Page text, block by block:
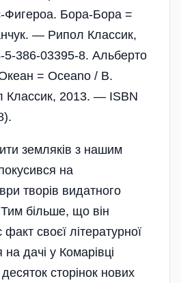
Фигероа. Бора-Бора =
— Рипол Классик,
386-03395-8. Альберто
= Oceano / В.
Классик, 2013. — ISBN
земляків з нашим
на
творів видатного
більше, що він
своєї літературної
дачі у Комарівці
сторінок нових